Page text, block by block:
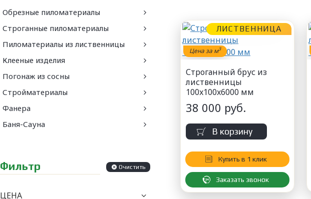
Обрезные пиломатериалы
Строганные пиломатериалы
Пиломатериалы из лиственницы
Клееные изделия
Погонаж из сосны
Стройматериалы
Фанера
Баня-Сауна
Фильтр Очистить
ЦЕНА
Цена за м3
ЛИСТВЕННИЦА
Строганный брус из
лиственницы
100x100x6000 мм
38 000 руб.
В корзину
Купить в 1 клик
Заказать звонок